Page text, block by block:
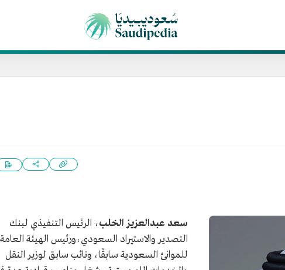
سعد عبدالعزيز الخلب، الرئيس التنفيذي لبنك
التصدير والاستيراد السعودي،ورئيس الهيئة العامة
للموانئ السعودية سابقًا، ونائب سابق لوزير النقل